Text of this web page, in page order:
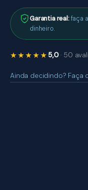
Garantia real:faça a
dinheiro.
★★★★★ 5,0· 50
Ainda decidindo? Faça